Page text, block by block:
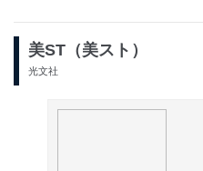
美ST（美スト）
光文社